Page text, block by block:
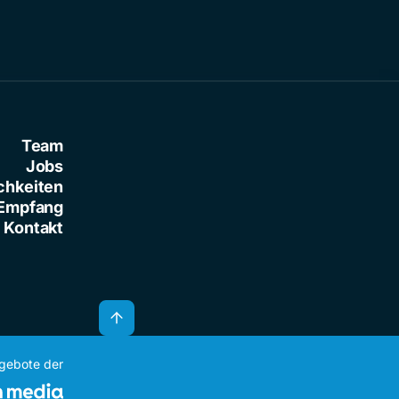
Team
Jobs
Kontakt
der